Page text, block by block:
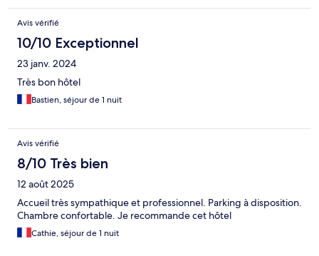
Avis vérifié
10/10 Exceptionnel
23 janv. 2024
Très bon hôtel
Bastien, séjour de 1 nuit
Avis vérifié
8/10 Très bien
12 août 2025
Accueil très sympathique et professionnel. Parking à disposition.
Chambre confortable. Je recommande cet hôtel
Cathie, séjour de 1 nuit